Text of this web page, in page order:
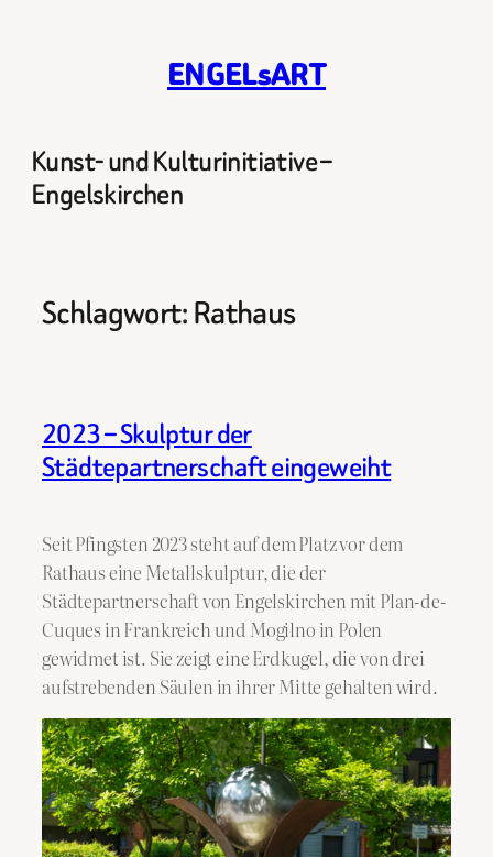
ENGELsART
Kunst- und Kulturinitiative –
Engelskirchen
Schlagwort:Rathaus
2023 – Skulptur der
Städtepartnerschaft eingeweiht
Seit Pfingsten 2023 steht auf dem Platz vor dem
Rathaus eine Metallskulptur, die der
Städtepartnerschaft von Engelskirchen mit Plan-de-
Cuques in Frankreich und Mogilno in Polen
gewidmet ist. Sie zeigt eine Erdkugel, die von drei
aufstrebenden Säulen in ihrer Mitte gehalten wird.